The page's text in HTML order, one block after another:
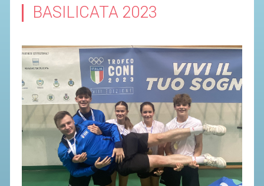
BASILICATA 2023
TUTELA DELLA SALUTE -
ANTIDOPING
COMUNICAZIONE E MARKETING
SEGRETERIA FEDERALE
CONTATTI
AVVISI E BANDI
CIRCOLARI